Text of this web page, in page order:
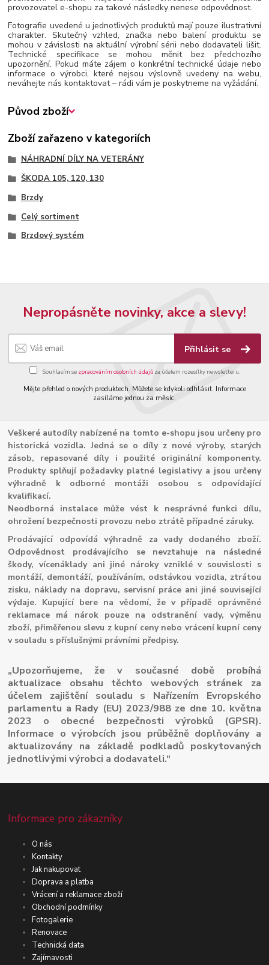
provozovatel e-shopu za takové následky nenese odpovědnost.
Fotografie uvedené u jednotlivých produktů mají pouze ilustrativní
charakter. Skutečný vzhled, značka nebo balení produktu se
mohou v závislosti na aktuální výrobní sérii nebo dodavateli lišit.
Technické specifikace se mohou měnit bez předchozího
upozornění. Pokud máte zájem o konkrétní technické údaje nebo
informace o výrobci, které nejsou výslovně uvedeny na webu,
neváhejte nás kontaktovat – rádi vám je poskytneme na vyžádání.
Původ zboží
Zboží zařazeno v kategoriích
NÁHRADNÍ DÍLY NA VETERÁNY
ŠKODA 105, 120, 130
Brzdy
Celý sortiment
Brzdový systém
Nepropásněte novinky, akce a slevy!
Přihlásit se
Souhlasím se zpracováním osobních údajůza účelem rozesílky newsletteru.
Mějte přehled o nových produktech. Můžete se kdykoli odhlásit. Informace
zasíláme jednou za měsíc.
Veškeré autodíly nabízené na tomto e-shopu jsou určeny pro
historická vozidla. Jedná se o díly z nové výroby, starých
zásob, repasované díly i použité originální komponenty.
Produkty splňují požadavky platné legislativy a jsou určeny
výhradně k odborné montáži osobou s odpovídající
kvalifikací.
Neodborná instalace může vést k nesprávné funkci dílu,
ohrožení bezpečnosti provozu nebo ztrátě případné záruky.
Prodávající odpovídá výhradně za vady dodaného zboží.
Odpovědnost prodávajícího se nevztahuje na následné
škody, vícenáklady ani jiné nároky vzniklé v souvislosti s
montáží, demontáží, používáním, odstávkou vozidla, ztrátou
zisku, náklady na dopravu, servisní práce ani jiné související
výdaje. Kupující bere na vědomí, že v případě oprávněné
reklamace má nárok pouze na odstranění vady, výměnu
zboží, přiměřenou slevu z kupní ceny nebo vrácení kupní ceny
v souladu s příslušnými právními předpisy.
„Upozorňujeme, že v současné době probíhá
aktualizace obsahu těchto webových stránek za
účelem zajištění souladu s Nařízením Evropského
parlamentu a Rady (EU) 2023/988 ze dne 10. května
2023 o obecné bezpečnosti výrobků (GPSR).
Informace o výrobcích jsou průběžně doplňovány a
aktualizovány na základě podkladů poskytovaných
jednotlivými výrobci a dodavateli.“
Informace pro zákazníky
O nás
Kontakty
Jak nakupovat
Doprava a platba
Vrácení a reklamace zboží
Obchodní podmínky
Fotogalerie
Renovace
Technická data
Zajímavosti